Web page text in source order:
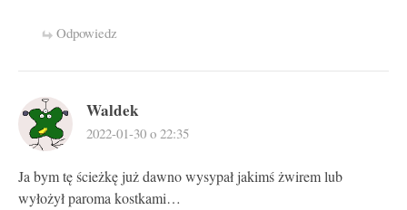
Odpowiedz
Waldek
2022-01-30 o 22:35
Ja bym tę ścieżkę już dawno wysypał jakimś żwirem lub
wyłożył paroma kostkami…